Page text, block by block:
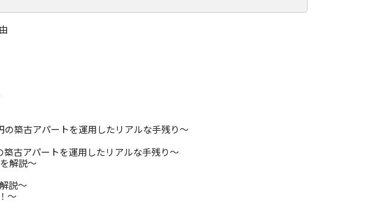
築古アパートを運用したリアルな手残り～
説～